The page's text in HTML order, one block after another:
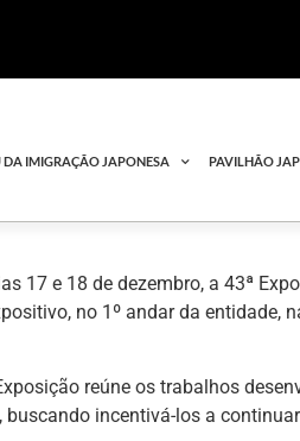
DA IMIGRAÇÃO JAPONESA PAVILHÃO
17 e 18 de dezembro, a 43ª
no 1º andar da entidade,
reúne os trabalhos
incentivá-los a